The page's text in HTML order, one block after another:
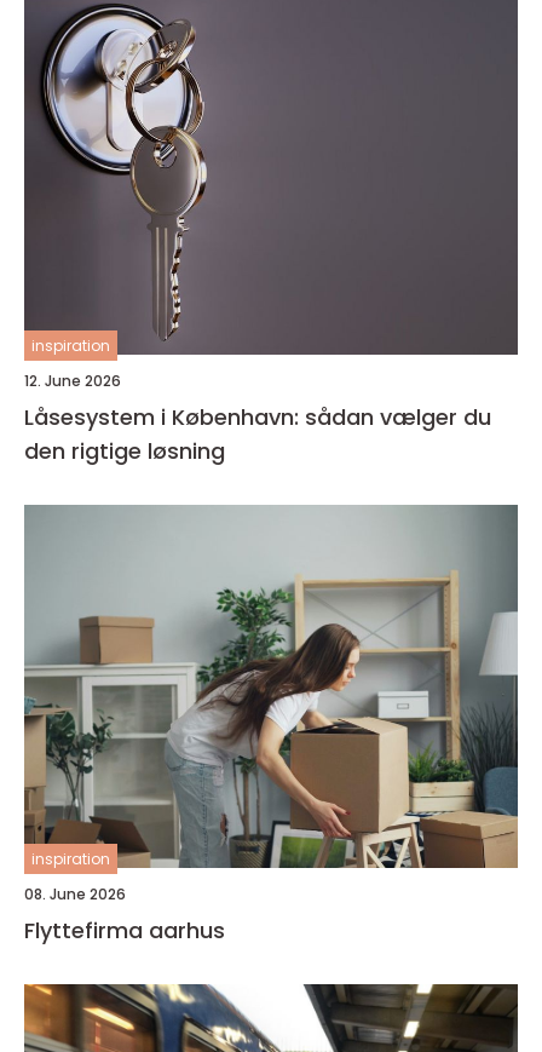
inspiration
12. June 2026
Låsesystem i København: sådan vælger du
den rigtige løsning
inspiration
08. June 2026
Flyttefirma aarhus